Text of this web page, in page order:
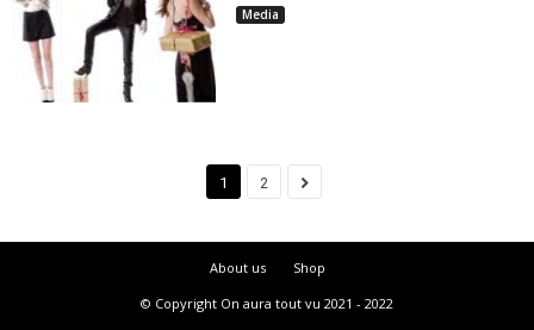
Media
1 2
About us
Shop
© Copyright On aura tout vu 2021 - 2022